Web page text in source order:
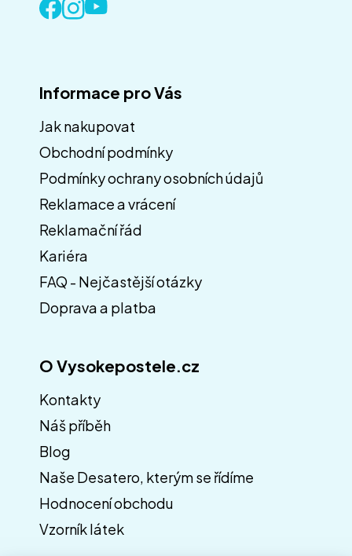
á
p
a
Informace pro Vás
Jak nakupovat
Obchodní podmínky
Podmínky ochrany osobních údajů
Reklamace a vrácení
Reklamační řád
Kariéra
FAQ - Nejčastější otázky
Doprava a platba
O Vysokepostele.cz
Kontakty
Náš příběh
Blog
Naše Desatero, kterým se řídíme
Hodnocení obchodu
Vzorník látek